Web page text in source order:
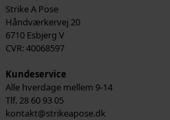
Strike A Pose
Håndværkervej 20
6710 Esbjerg V
CVR: 40068597
Kundeservice
Alle hverdage mellem 9-14
Tlf. 28 60 93 05
kontakt@strikeapose.dk